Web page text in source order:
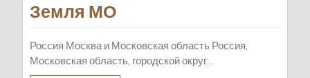
Земля МО
Россия Москва и Московская область Россия,
Московская область, городской округ…